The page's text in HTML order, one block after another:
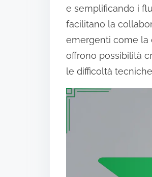
e semplificando i
facilitano la
emergenti come la
offrono possibilità
le difficoltà